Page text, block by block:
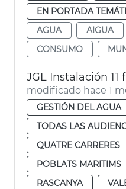
EN PORTADA
AGUA
AIGUA
CONSUMO
modificado hace 1
GESTIÓN DEL AGUA
TODAS LAS
QUATRE CARRERES
POBLATS MARITIMS
RASCANYA